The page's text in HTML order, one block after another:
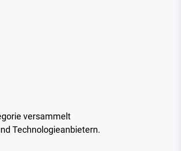
versammelt
Technologieanbietern.